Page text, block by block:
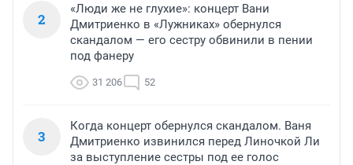
2
«Люди же не глухие»: концерт Вани
Дмитриенко в «Лужниках» обернулся
скандалом — его сестру обвинили в пении
под фанеру
31 206 52
3
Когда концерт обернулся скандалом. Ваня
Дмитриенко извинился перед Линочкой Ли
за выступление сестры под ее голос